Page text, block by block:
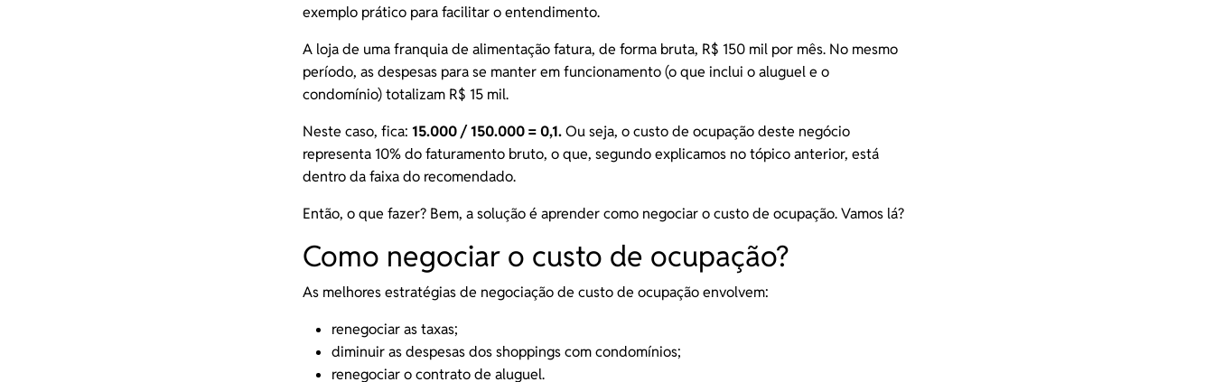
exemplo prático para facilitar o entendimento.
A loja de uma franquia de alimentaçãofatura, de forma bruta, R$ 150 mil por mês. No mesmo
período, as despesas para se manter em funcionamento (o que inclui o aluguel e o
condomínio) totalizam R$ 15 mil.
Neste caso, fica: 15.000 / 150.000 = 0,1.Ou seja, o custo de ocupação deste negócio
representa 10% do faturamento bruto, o que, segundo explicamos no tópico anterior, está
dentro da faixa do recomendado.
Então, o que fazer? Bem, a solução é aprender como negociar o custo de ocupação. Vamos lá?
Como negociar o custo de ocupação?
As melhores estratégias de negociação de custo de ocupação envolvem:
renegociar as taxas;
diminuir as despesas dos shoppings com condomínios;
renegociar o contrato de aluguel.